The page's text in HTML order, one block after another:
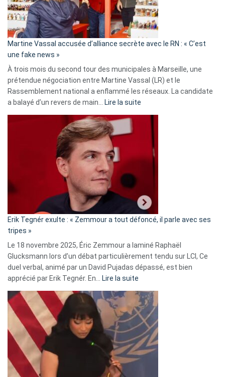
Algérie
Martine Vassal accusée d’alliance secrète avec le RN : « C’est
une fake news »
À trois mois du second tour des municipales à Marseille, une
prétendue négociation entre Martine Vassal (LR) et le
Rassemblement national a enflammé les réseaux. La candidate
a balayé d’un revers de main… Lire la suite
Martine
Vassal
d’alliance
secrète
«
C’est
fake
news
»
Erik Tegnér exulte : « Zemmour a tout défoncé, il parle avec ses
tripes »
Le 18 novembre 2025, Éric Zemmour a laminé Raphaël
Glucksmann lors d’un débat particulièrement tendu sur LCI, Ce
duel verbal, animé par un David Pujadas dépassé, est bien
apprécié par Erik Tegnér. En… Lire la suite
Erik
Tegnér
exulte
:
« Zemmour
a
tout